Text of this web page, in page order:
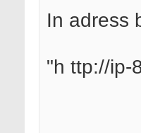
In adress
"h ttp://ip-